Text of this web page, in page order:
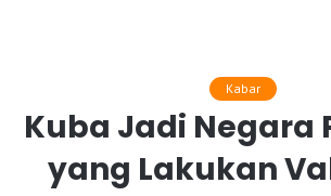
Kabar
Kuba Jadi Negara
yang Lakukan